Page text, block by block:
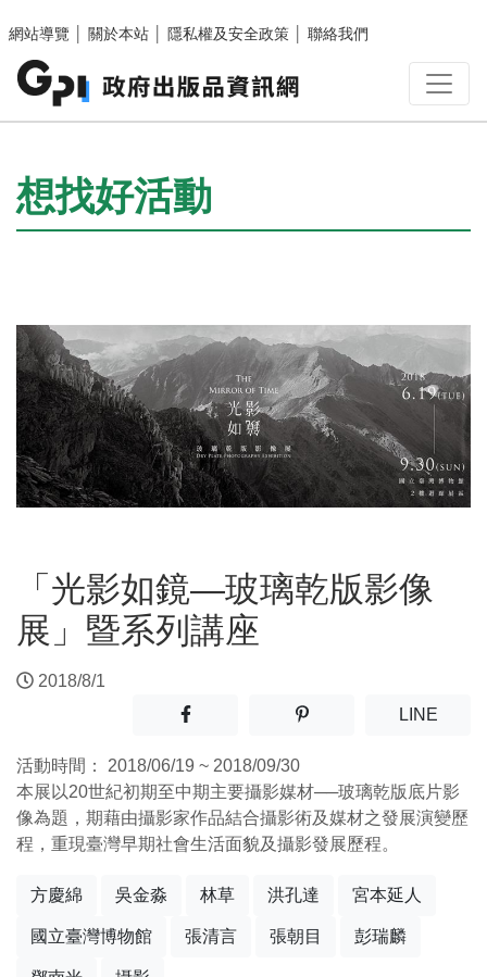
網站導覽
關於本站 隱私權及安全政策 聯絡我們
:::
想找好活動
「光影如鏡—玻璃乾版影像
展」暨系列講座
2018/8/1
分享至facebook(另開新視窗)
分享至噗浪(另開新視窗)
LINE(另開
活動時間：
2018/06/19 ~ 2018/09/30
本展以20世紀初期至中期主要攝影媒材──玻璃乾版底片影
像為題，期藉由攝影家作品結合攝影術及媒材之發展演變歷
程，重現臺灣早期社會生活面貌及攝影發展歷程。
方慶綿 吳金淼 林草 洪孔達 宮本延人
國立臺灣博物館 張清言 張朝目 彭瑞麟